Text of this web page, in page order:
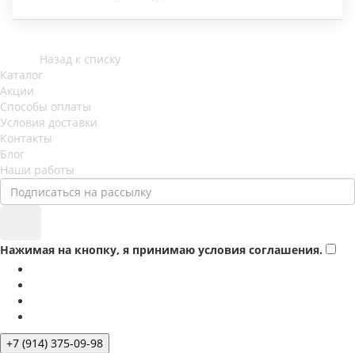
Назад к списку
Каталог
Акции
Способы оплаты
Условия доставки
Контакты
Блог
Наши работы
Нажимая на кнопку, я принимаю условия соглашения.
+7 (914) 375-09-98